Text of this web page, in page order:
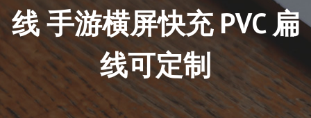
线 手游横屏快充 PVC 扁
线可定制